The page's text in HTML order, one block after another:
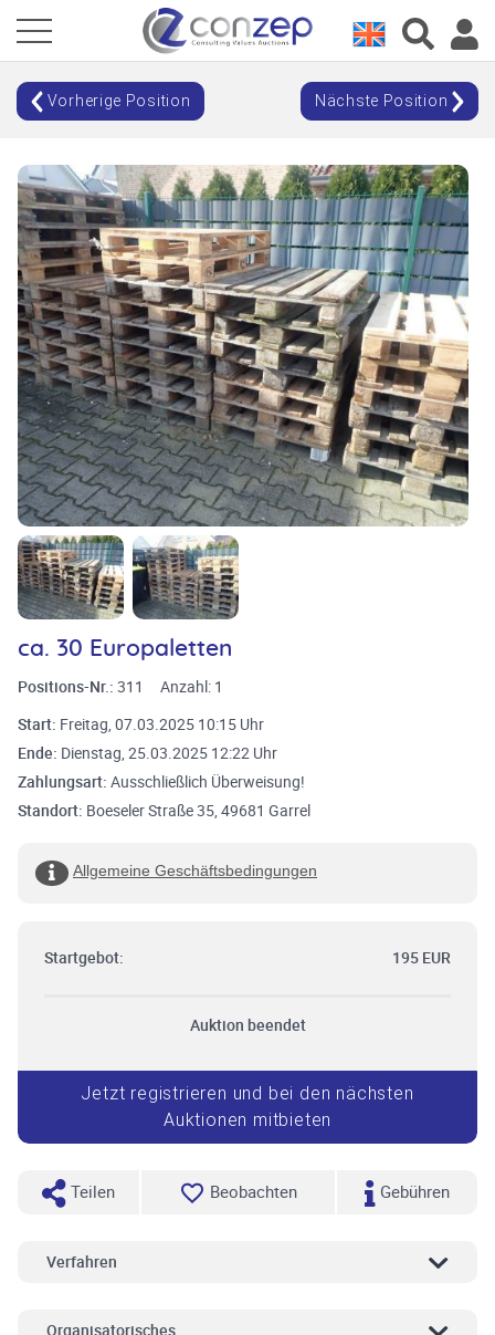
Vorherige Position Nächste Position
ca. 30 Europaletten
Positions-Nr.: 311 Anzahl: 1
Start: Freitag, 07.03.2025 10:15 Uhr
Ende: Dienstag, 25.03.2025 12:22 Uhr
Zahlungsart: Ausschließlich Überweisung!
Standort: Boeseler Straße 35, 49681 Garrel
Allgemeine Geschäftsbedingungen
Startgebot: 195 EUR
Auktion beendet
Jetzt registrieren und bei den nächsten
Auktionen mitbieten
Teilen Beobachten Gebühren
Verfahren
Organisatorisches